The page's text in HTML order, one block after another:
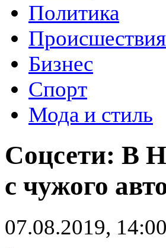
Политика
Происшествия
Бизнес
Спорт
Мода и стиль
Соцсети: В
с чужого
07.08.2019, 14:00